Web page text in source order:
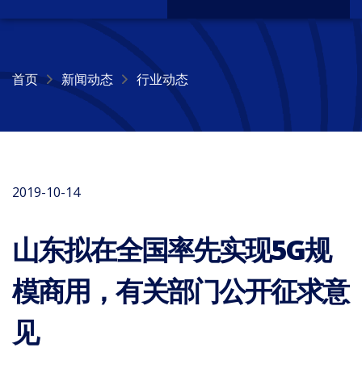
首页 新闻动态 行业动态
2019-10-14
山东拟在全国率先实现5G规
模商用，有关部门公开征求意
见